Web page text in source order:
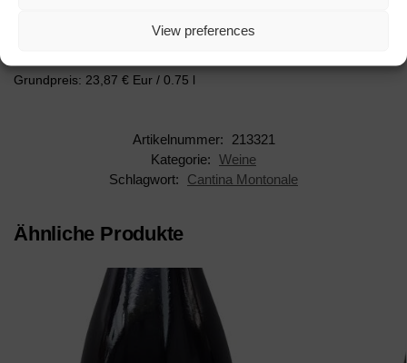
View preferences
Grundpreis: 23,87 € Eur / 0.75 l
Artikelnummer:
213321
Kategorie: Weine
Schlagwort:
Cantina Montonale
Ähnliche Produkte